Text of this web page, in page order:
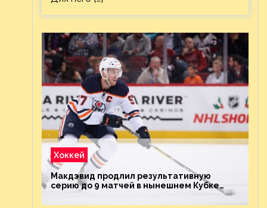
Хоккей
Макдэвид продлил результативную
серию до 9 матчей в нынешнем Кубке